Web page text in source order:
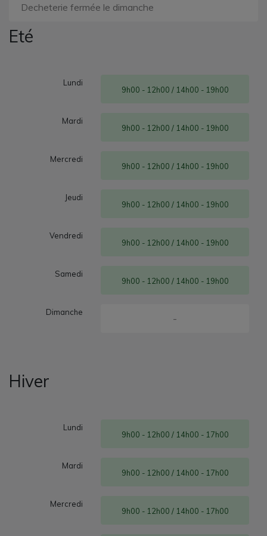
Decheterie fermée le dimanche
Eté
Lundi
9h00 - 12h00 / 14h00 - 19h00
Mardi
9h00 - 12h00 / 14h00 - 19h00
Mercredi
9h00 - 12h00 / 14h00 - 19h00
Jeudi
9h00 - 12h00 / 14h00 - 19h00
Vendredi
9h00 - 12h00 / 14h00 - 19h00
Samedi
9h00 - 12h00 / 14h00 - 19h00
Dimanche
-
Hiver
Lundi
9h00 - 12h00 / 14h00 - 17h00
Mardi
9h00 - 12h00 / 14h00 - 17h00
Mercredi
9h00 - 12h00 / 14h00 - 17h00